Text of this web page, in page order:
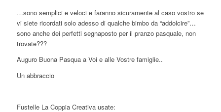
…sono semplici e veloci e faranno sicuramente al caso vostro se
vi siete ricordati solo adesso di qualche bimbo da “addolcire”…
sono anche dei perfetti segnaposto per il pranzo pasquale, non
trovate???
Auguro Buona Pasqua a Voi e alle Vostre famiglie..
Un abbraccio
Fustelle La Coppia Creativa usate: